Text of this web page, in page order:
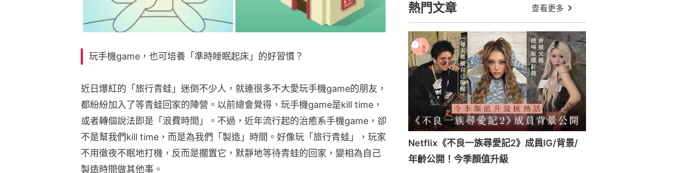
玩手機game，也可培養「準時睡眠起床」的好習慣？
近日爆紅的「旅行青蛙」迷倒不少人，就連很多不大愛玩手機game的朋友，
都紛紛加入了等青蛙回家的陣營。以前總會覺得，玩手機game是kill time，
或者轉個說法即是「浪費時間」。不過，近年流行起的治癒系手機game，卻
不是幫我們kill time，而是為我們「製造」時間。好像玩「旅行青蛙」，玩家
不用徹夜不眠地打機，反而是擱置它，默靜地等待青蛙的回家，變相為自己
製造時間做其他事。
熱門文章 查看更多
Netflix《不良一族尋愛記2》成員IG/背景/
年齡公開！今季顏值升級